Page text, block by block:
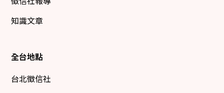
知識文章
全台地點
台北徵信社